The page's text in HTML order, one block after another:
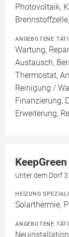
Photovoltaik,
ANGEBOTENE
Wartung,
Austausch,
Thermostat,
Reinigung /
Finanzierung,
Erweiterung,
Unter dem Dorf
HEIZUNG
Solarthermie,
ANGEBOTENE